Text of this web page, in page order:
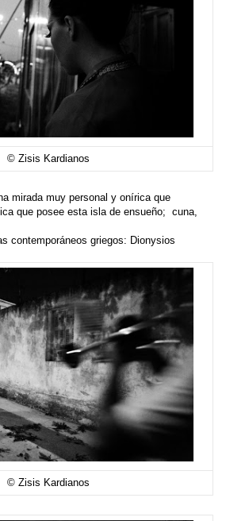
© Zisis Kardianos
mirada muy personal y onírica que
que posee esta isla de ensueño; cuna,
contemporáneos griegos: Dionysios
© Zisis Kardianos